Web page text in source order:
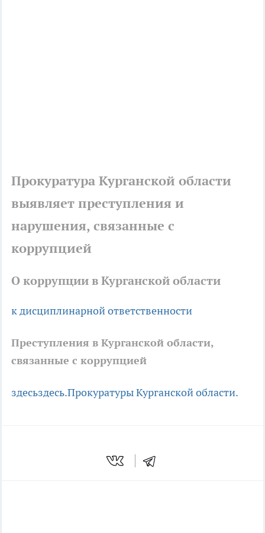
Прокуратура Курганской области
выявляет преступления и
нарушения, связанные с
коррупцией
О коррупции в Курганской области
к дисциплинарной ответственности
Преступления в Курганской области,
связанные с коррупцией
здесьздесь.Прокуратуры Курганской области.